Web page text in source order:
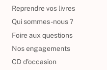
Reprendre vos livres
Qui sommes-nous ?
Foire aux questions
Nos engagements
CD d'occasion